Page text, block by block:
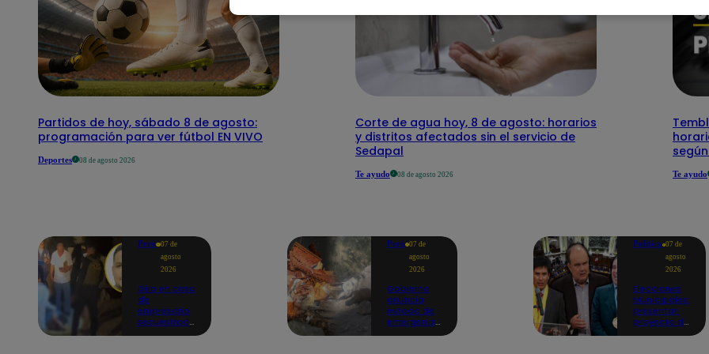
Partidos de hoy, sábado 8 de agosto:
programación para ver fútbol EN VIVO
Deportes 08 de agosto 2026
Corte de agua hoy, 8 de agosto: horarios
y distritos afectados sin el servicio de
Sedapal
Te ayudo 08 de agosto 2026 Te ayudo
Perú 07 de
agosto
2026
Giro en caso
de
empresario
secuestrado
Perú 07 de
agosto
2026
Gobierno
anuncia
estado de
emergencia
Política 07 de
agosto
2026
Elecciones
Municipales:
presentan
proyecto de